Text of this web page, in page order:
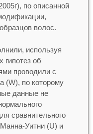
по описанной
волос.
используя
гипотез об
проводили с
(W), по которому
данные не
сравнительного
Уитни (U) и